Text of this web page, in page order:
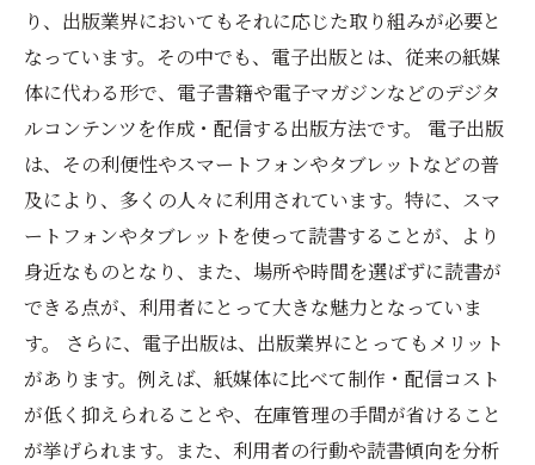
り、出版業界においてもそれに応じた取り組みが必要と
なっています。その中でも、電子出版とは、従来の紙媒
体に代わる形で、電子書籍や電子マガジンなどのデジタ
ルコンテンツを作成・配信する出版方法です。 電子出版
は、その利便性やスマートフォンやタブレットなどの普
及により、多くの人々に利用されています。特に、スマ
ートフォンやタブレットを使って読書することが、より
身近なものとなり、また、場所や時間を選ばずに読書が
できる点が、利用者にとって大きな魅力となっていま
す。 さらに、電子出版は、出版業界にとってもメリット
があります。例えば、紙媒体に比べて制作・配信コスト
が低く抑えられることや、在庫管理の手間が省けること
が挙げられます。また、利用者の行動や読書傾向を分析